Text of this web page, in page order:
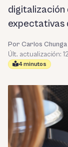
digitalización
expectativas
Por Carlos Chunga
Últ. actualización:
4 minutos